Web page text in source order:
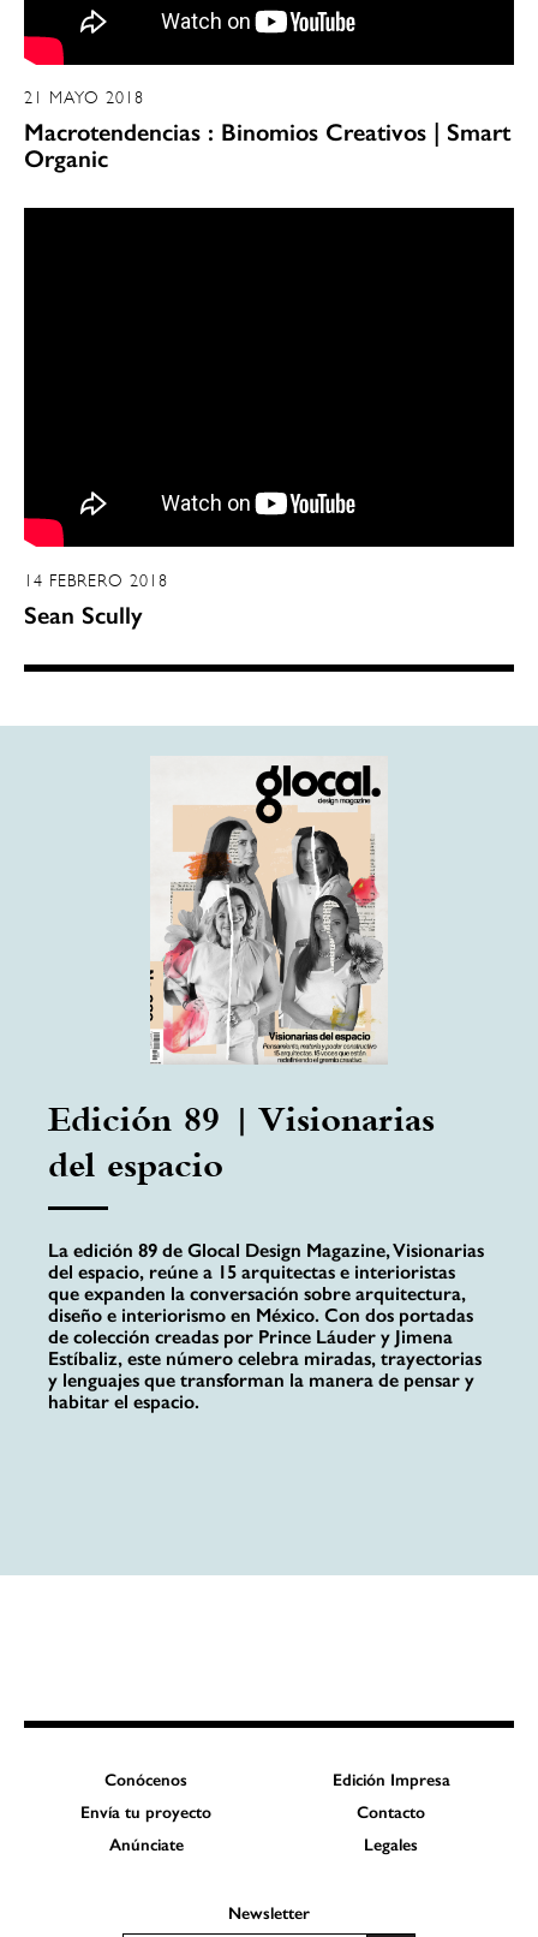
21 MAYO 2018
Macrotendencias : Binomios Creativos | Smart
Organic
14 FEBRERO 2018
Sean Scully
Edición 89 | Visionarias
del espacio
La edición 89 de Glocal Design Magazine, Visionarias
del espacio, reúne a 15 arquitectas e interioristas
que expanden la conversación sobre arquitectura,
diseño e interiorismo en México. Con dos portadas
de colección creadas por Prince Láuder y Jimena
Estíbaliz, este número celebra miradas, trayectorias
y lenguajes que transforman la manera de pensar y
habitar el espacio.
Conócenos
Edición Impresa
Envía tu proyecto
Contacto
Anúnciate
Legales
Newsletter